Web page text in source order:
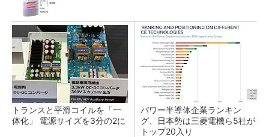
トランスと平滑コイルを「一
体化」 電源サイズを3分の2に
パワー半導体企業ランキン
グ、日本勢は三菱電機ら5社が
トップ20入り